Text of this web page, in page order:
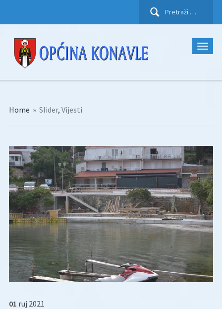
Pretraži:
Home » Slider, Vijesti
01 ruj 2021